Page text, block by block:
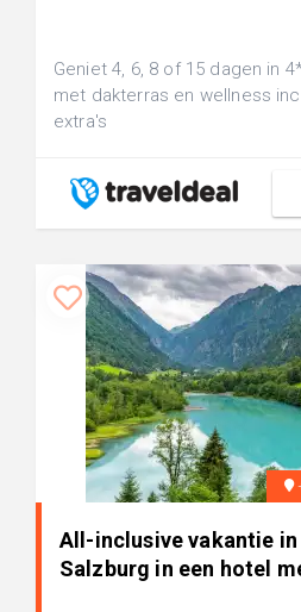
Geniet 4, 6, 8 of 15 dagen in
met dakterras en wellness
extra's
All-inclusive vakantie in
Salzburg in een hotel